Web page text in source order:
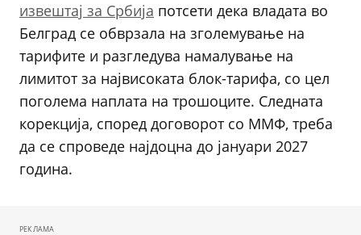
извештај за Србија потсети дека владата во
Белград се обврзала на зголемување на
тарифите и разгледува намалување на
лимитот за највисоката блок-тарифа, со цел
поголема наплата на трошоците. Следната
корекција, според договорот со ММФ, треба
да се спроведе најдоцна до јануари 2027
година.
РЕКЛАМА